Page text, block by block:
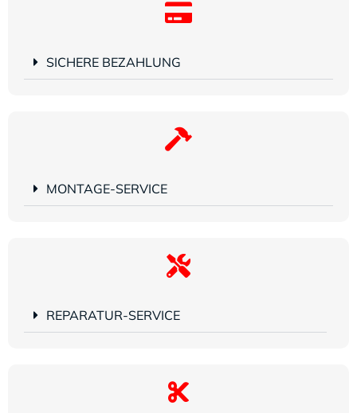
SICHERE BEZAHLUNG
MONTAGE-SERVICE
REPARATUR-SERVICE